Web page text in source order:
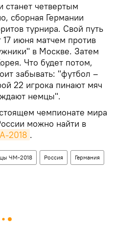
станет четвертым
сборная Германии
турнира. Свой путь
июня матчем против
в Москве. Затем
Что будет потом,
забывать: "футбол –
22 игрока пинают мяч
немцы".
чемпионате мира
можно найти в
2018 .
ЧМ-2018 Россия Германия